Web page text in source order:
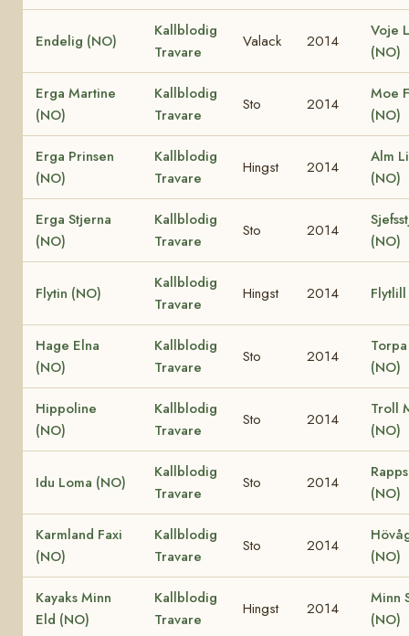
Endelig (NO)
Kallblodig
Travare
Valack 2014
Voje
(NO)
Erga Martine
(NO)
Kallblodig
Travare
Sto 2014
Moe
(NO)
Erga Prinsen
(NO)
Kallblodig
Travare
Hingst 2014
Alm
(NO)
Erga Stjerna
(NO)
Kallblodig
Travare
Sto 2014
(NO)
Flytin (NO)
Kallblodig
Travare
Hingst 2014
Hage Elna
(NO)
Kallblodig
Travare
Sto 2014
(NO)
Hippoline
(NO)
Kallblodig
Travare
Sto 2014
Troll
(NO)
Idu Loma (NO)
Kallblodig
Travare
Sto 2014
(NO)
Karmland Faxi
(NO)
Kallblodig
Travare
Sto 2014
(NO)
Kayaks Minn
Eld (NO)
Kallblodig
Travare
Hingst 2014
Minn
(NO)